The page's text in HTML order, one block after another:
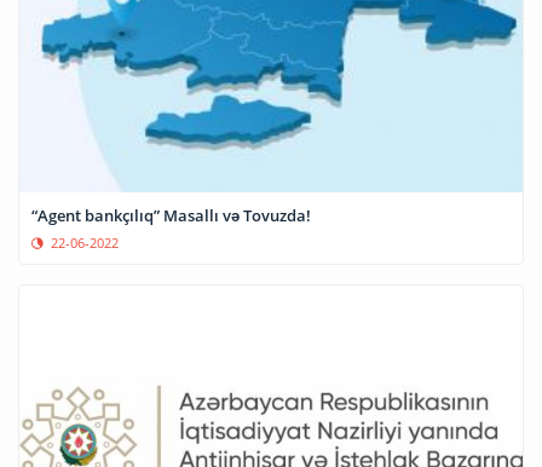
“Agent bankçılıq” Masallı və Tovuzda!
22-06-2022